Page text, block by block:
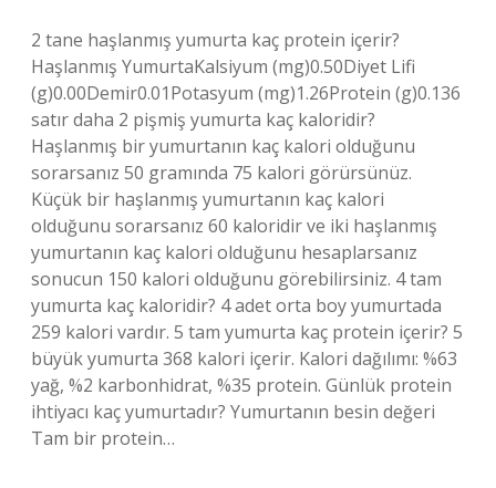
2 tane haşlanmış yumurta kaç protein içerir?
Haşlanmış YumurtaKalsiyum (mg)0.50Diyet Lifi
(g)0.00Demir0.01Potasyum (mg)1.26Protein (g)0.136
satır daha 2 pişmiş yumurta kaç kaloridir?
Haşlanmış bir yumurtanın kaç kalori olduğunu
sorarsanız 50 gramında 75 kalori görürsünüz.
Küçük bir haşlanmış yumurtanın kaç kalori
olduğunu sorarsanız 60 kaloridir ve iki haşlanmış
yumurtanın kaç kalori olduğunu hesaplarsanız
sonucun 150 kalori olduğunu görebilirsiniz. 4 tam
yumurta kaç kaloridir? 4 adet orta boy yumurtada
259 kalori vardır. 5 tam yumurta kaç protein içerir? 5
büyük yumurta 368 kalori içerir. Kalori dağılımı: %63
yağ, %2 karbonhidrat, %35 protein. Günlük protein
ihtiyacı kaç yumurtadır? Yumurtanın besin değeri
Tam bir protein…